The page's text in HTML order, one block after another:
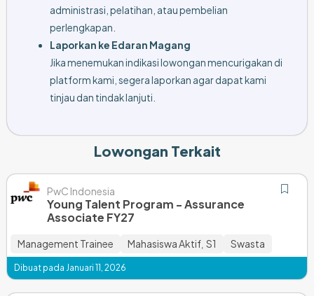
administrasi, pelatihan, atau pembelian
perlengkapan.
Laporkan ke Edaran Magang
Jika menemukan indikasi lowongan mencurigakan di
platform kami, segera laporkan agar dapat kami
tinjau dan tindak lanjuti.
Lowongan Terkait
PwC Indonesia
Young Talent Program - Assurance
Associate FY27
Management Trainee Mahasiswa Aktif S1 Swasta
Dibuat pada Januari 11, 2026